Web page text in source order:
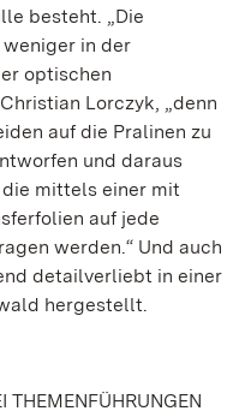
besteht. „Die
in der
optischen
Lorczyk, „denn
auf die Pralinen zu
und daraus
mittels einer mit
auf jede
werden.“ Und auch
detailverliebt in einer
hergestellt.
THEMENFÜHRUNGEN